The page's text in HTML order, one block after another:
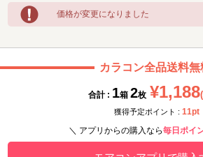
価格が変更になりました
カラコン全品送料無
合計 : 1箱 2枚 ¥1,188
獲得予定ポイント : 11pt
＼ アプリからの購入なら毎日ポイ